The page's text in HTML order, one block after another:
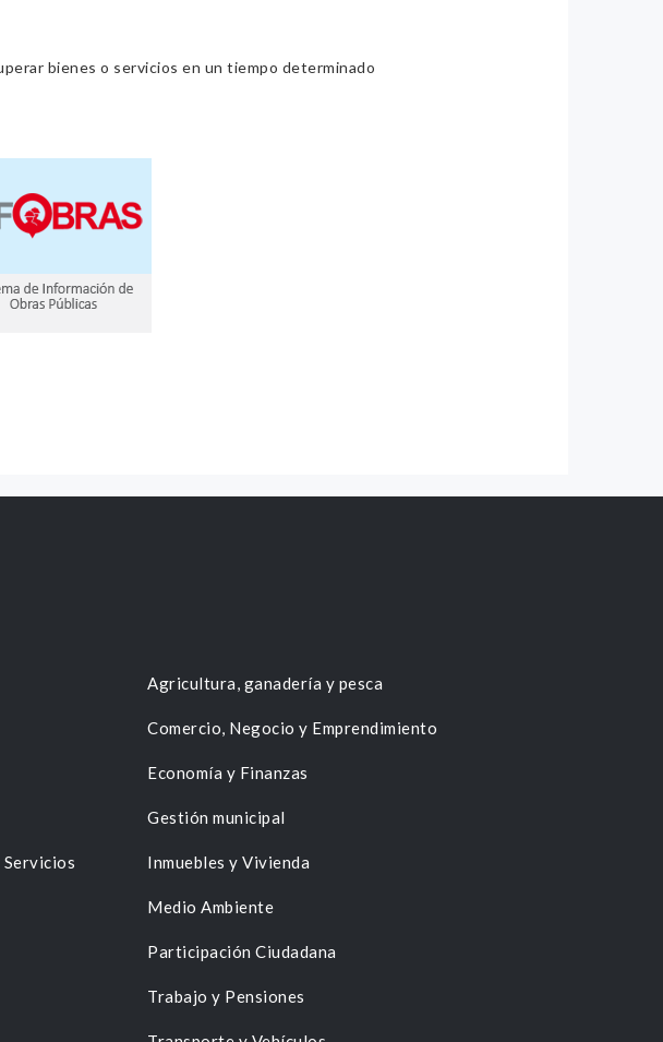
bienes o servicios en un tiempo determinado
Agricultura, ganadería y pesca
Comercio, Negocio y Emprendimiento
Economía y Finanzas
Gestión municipal
Inmuebles y Vivienda
Medio Ambiente
Participación Ciudadana
Trabajo y Pensiones